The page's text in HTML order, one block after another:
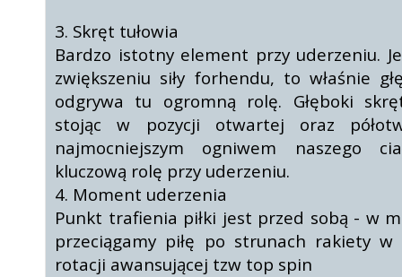
3. Skręt tułowia
Bardzo istotny element przy uderzeniu.
zwiększeniu siły forhendu, to właśnie
odgrywa tu ogromną rolę. Głęboki
stojąc w pozycji otwartej oraz
najmocniejszym ogniwem naszego
kluczową rolę przy uderzeniu.
4. Moment uderzenia
Punkt trafienia piłki jest przed sobą - w
przeciągamy piłę po strunach rakiety w
rotacji awansującej tzw top spin